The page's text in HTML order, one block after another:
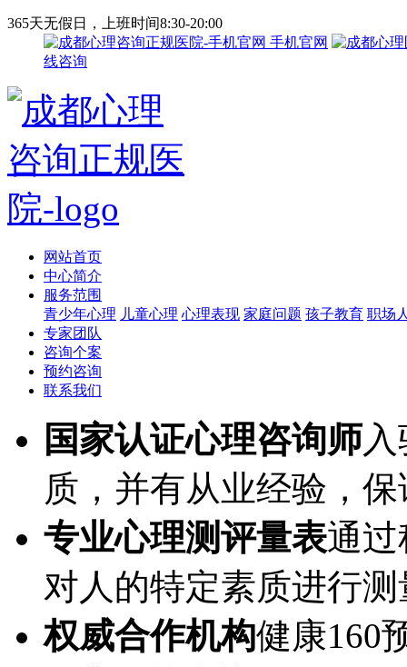
365天无假日，上班时间8:30-20:00
手机官网
线咨询
网站首页
中心简介
服务范围
青少年心理 儿童心理 心理表现 家庭问题 孩子教育 职场
专家团队
咨询个案
预约咨询
联系我们
国家认证心理咨询师
质，并有从业经验，
专业心理测评量表通
对人的特定素质进行
权威合作机构健康160